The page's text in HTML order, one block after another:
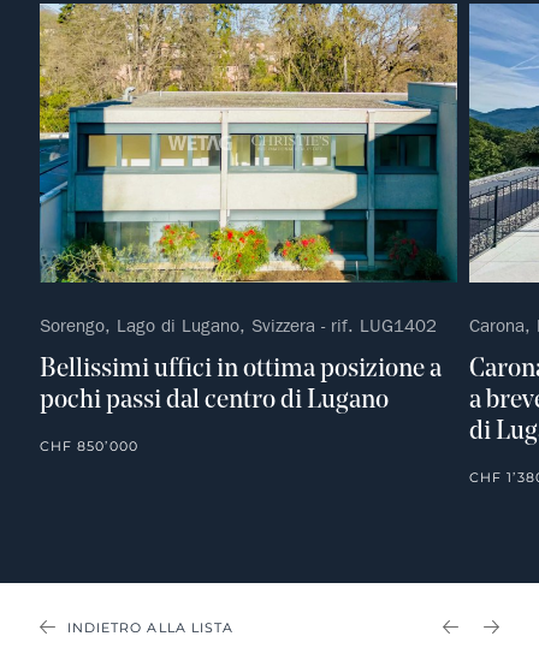
Sorengo, Lago di Lugano, Svizzera - rif. LUG1402
Bellissimi uffici in ottima posizione a
pochi passi dal centro di Lugano
CHF 850’000
Carona,
a
di
CHF
INDIETRO ALLA LISTA